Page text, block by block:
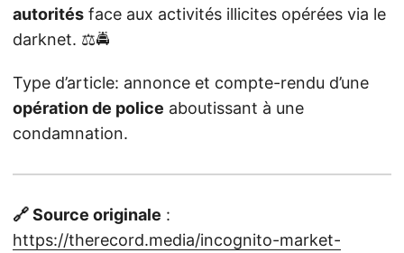
autorités face aux activités illicites opérées via le
darknet. ⚖️🚔
Type d’article: annonce et compte-rendu d’une
opération de police aboutissant à une
condamnation.
🔗 Source originale :
https://therecord.media/incognito-market-